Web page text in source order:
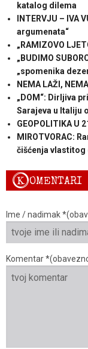
katalog dilema
INTERVJU – IVA
argumenata“
„RAMIZOVO
„BUDIMO
„spomenika
NEMA LAŽI,
„DOM“: Dirljiva
Sarajeva u Italiju
GEOPOLITIKA U
MIROTVORAC:
čišćenja vlastitog
KOMENTARI
Ime / nadimak
Komentar